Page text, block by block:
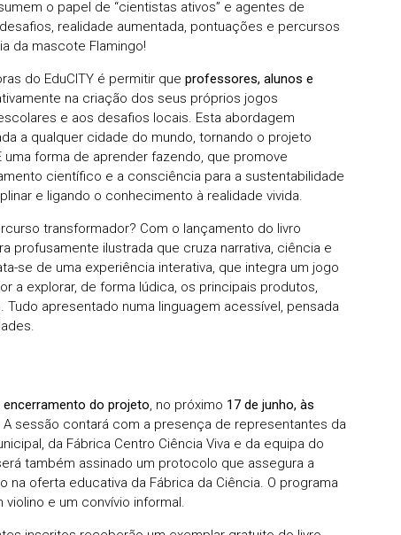
o papel de “cientistas ativos” e agentes de
realidade aumentada, pontuações e percursos
da mascote Flamingo!
do EduCITY é permitir que professores, alunos e
na criação dos seus próprios jogos
e aos desafios locais. Esta abordagem
a qualquer cidade do mundo, tornando o projeto
forma de aprender fazendo, que promove
científico e a consciência para a sustentabilidade
e ligando o conhecimento à realidade vivida.
transformador? Com o lançamento do livro
profusamente ilustrada que cruza narrativa, ciência e
se de uma experiência interativa, que integra um jogo
a explorar, de forma lúdica, os principais produtos,
apresentado numa linguagem acessível, pensada
encerramento do projeto, no próximo 17 de junho, às
A sessão contará com a presença de representantes da
da Fábrica Centro Ciência Viva e da equipa do
também assinado um protocolo que assegura a
na oferta educativa da Fábrica da Ciência. O programa
e um convívio informal.